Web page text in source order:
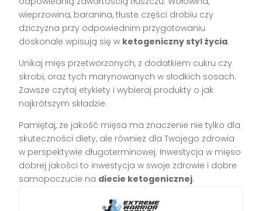
wieprzowina, baranina, tłuste części drobiu czy
dziczyzna przy odpowiednim przygotowaniu
doskonale wpisują się w ketogeniczny styl życia.
Unikaj mięs przetworzonych, z dodatkiem cukru czy
skrobi, oraz tych marynowanych w słodkich sosach.
Zawsze czytaj etykiety i wybieraj produkty o jak
najkrótszym składzie.
Pamiętaj, że jakość mięsa ma znaczenie nie tylko dla
skuteczności diety, ale również dla Twojego zdrowia
w perspektywie długoterminowej. Inwestycja w mięso
dobrej jakości to inwestycja w swoje zdrowie i dobre
samopoczucie na diecie ketogenicznej.